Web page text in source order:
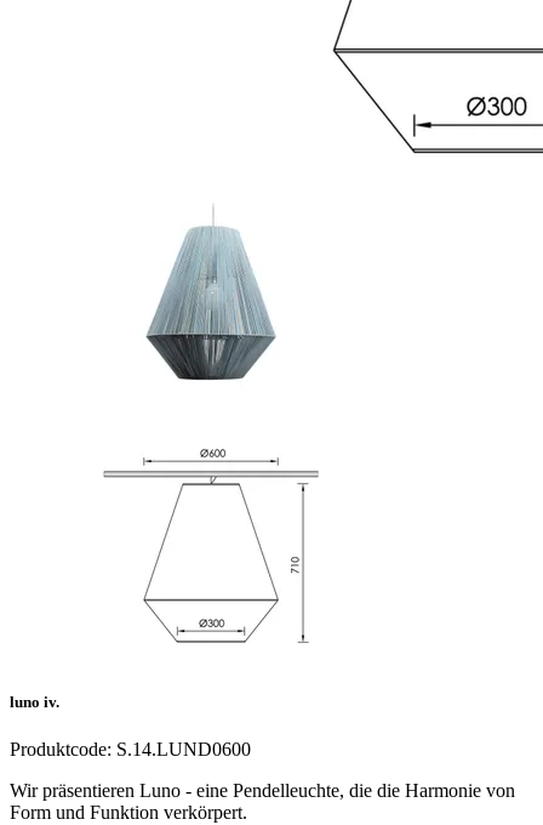
luno iv.
Produktcode: S.14.LUND0600
Wir präsentieren Luno - eine Pendelleuchte, die die Harmonie von
Form und Funktion verkörpert.